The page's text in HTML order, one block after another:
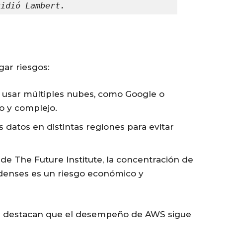
Lambert.
riesgos:
usar múltiples nubes, como Google o
y complejo.
datos en distintas regiones para evitar
The Future Institute, la concentración de
es un riesgo económico y
que el desempeño de AWS sigue